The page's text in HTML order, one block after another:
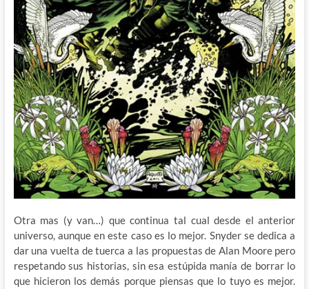
Otra mas (y van…) que continua tal cual desde el anterior
universo, aunque en este caso es lo mejor. Snyder se dedica a
dar una vuelta de tuerca a las propuestas de Alan Moore pero
respetando sus historias, sin esa estúpida manía de borrar lo
que hicieron los demás porque piensas que lo tuyo es mejor.